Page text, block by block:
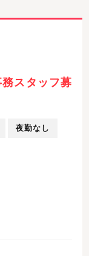
スタッフ募
夜勤なし